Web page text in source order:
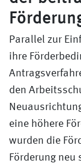
Parallel zur
ihre
den
eine höhere
wurden die
Förderung